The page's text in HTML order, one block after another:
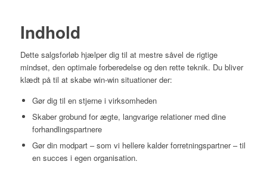
Indhold
Dette salgsforløb hjælper dig til at mestre såvel de rigtige
mindset, den optimale forberedelse og den rette teknik. Du bliver
klædt på til at skabe win-win situationer der:
Gør dig til en stjerne i virksomheden
Skaber grobund for ægte, langvarige relationer med dine
forhandlingspartnere
Gør din modpart – som vi hellere kalder forretningspartner – til
en succes i egen organisation.